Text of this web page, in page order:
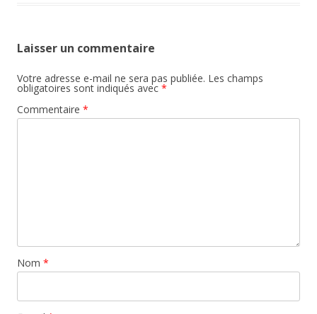
Laisser un commentaire
Votre adresse e-mail ne sera pas publiée. Les champs
obligatoires sont indiqués avec *
Commentaire *
Nom *